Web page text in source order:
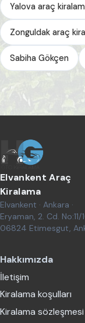
Yalova araç
Zonguldak araç
Sabiha Gökçen
Elvankent Araç
Kiralama
Elvankent · Ankara ·
Eryaman, 2. Cd. No:11/
06824 Etimesgut,
Hakkımızda
İletişim
Kiralama koşulları
Kiralama sözleşmesi